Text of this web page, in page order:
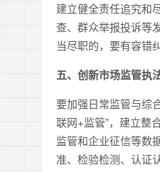
建立健全责任追究和
查、群众举报投诉等
当尽职的，要有容错
五、创新市场监管执
要加强日常监管与综
联网+监管”，建立整
监管和企业征信等数
准、检验检测、认证